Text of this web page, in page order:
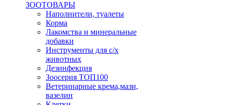
ЗООТОВАРЫ
Наполнители, туалеты
Корма
Лакомства и минеральные
добавки
Инструменты для с/х
животных
Дезинфекция
Зоосерия ТОП100
Ветеринарные крема,мази,
вазелин